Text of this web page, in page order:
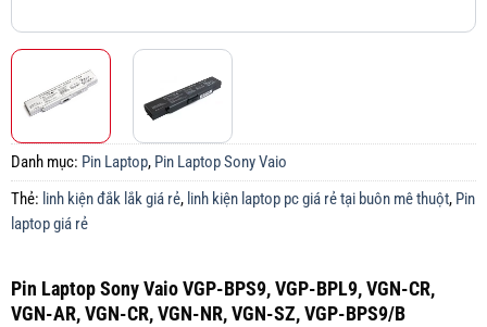
Danh mục: Pin Laptop, Pin Laptop Sony Vaio
Thẻ: linh kiện đắk lắk giá rẻ, linh kiện laptop pc giá rẻ tại buôn mê thuột, Pin
laptop giá rẻ
Pin Laptop Sony Vaio VGP-BPS9, VGP-BPL9, VGN-CR,
VGN-AR, VGN-CR, VGN-NR, VGN-SZ, VGP-BPS9/B